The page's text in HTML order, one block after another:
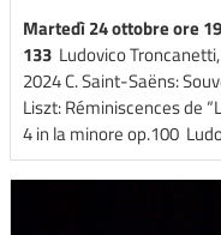
Martedì 24 ottobre ore
133 Ludovico
2024 C. Saint-Saëns:
Liszt: Réminiscences de
4 in la minore op.100